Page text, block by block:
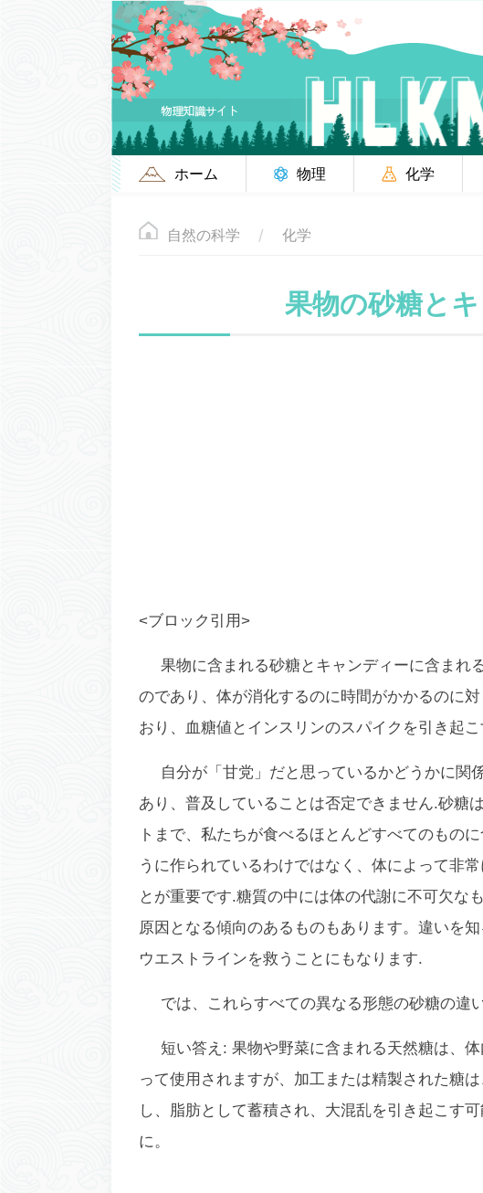
ホーム 物理 化学
自然の科学 化学
果物の砂糖と
<ブロック引用>
果物に含まれる砂糖とキャンディーに含まれ
のであり、体が消化するのに時間がかかるのに
おり、血糖値とインスリンのスパイクを引き起
自分が「甘党」だと思っているかどうかに関
あり、普及していることは否定できません.砂糖
トまで、私たちが食べるほとんどすべてのもの
うに作られているわけではなく、体によって非
とが重要です.糖質の中には体の代謝に不可欠な
原因となる傾向のあるものもあります。違いを
ウエストラインを救うことにもなります.
では、これらすべての異なる形態の砂糖の違
短い答え: 果物や野菜に含まれる天然糖は、
って使用されますが、加工または精製された糖
し、脂肪として蓄積され、大混乱を引き起こす
に。